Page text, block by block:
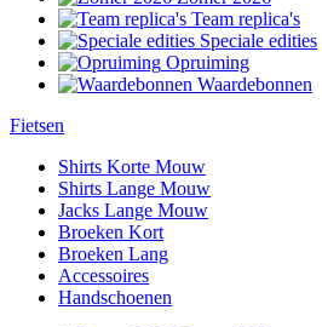
Team replica's
Speciale edities
Opruiming
Waardebonnen
Fietsen
Shirts Korte Mouw
Shirts Lange Mouw
Jacks Lange Mouw
Broeken Kort
Broeken Lang
Accessoires
Handschoenen